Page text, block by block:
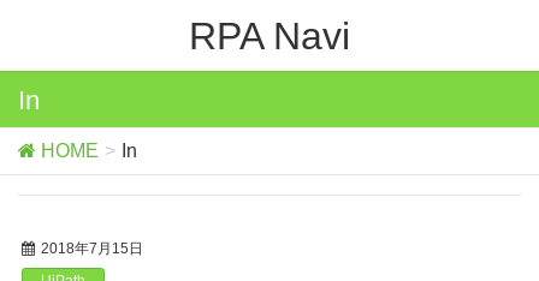
RPA Navi
In
HOME In
2018年7月15日